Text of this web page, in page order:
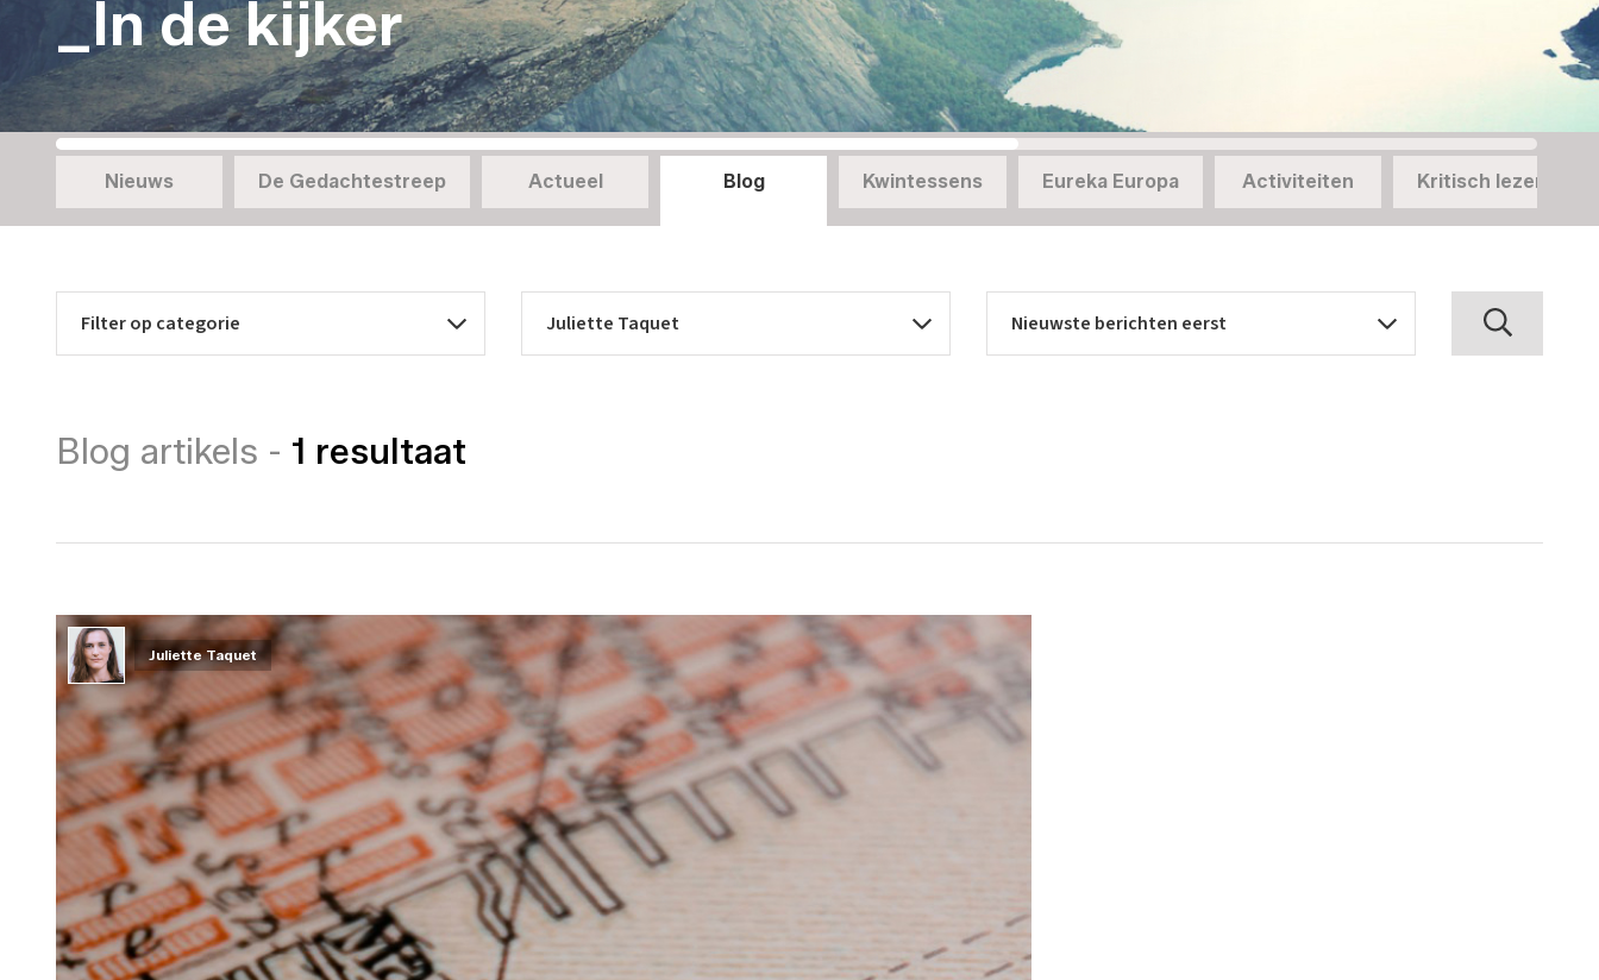
_In de kijker
Nieuws De Gedachtestreep Actueel Blog Kwintessens Eureka Europa Activiteiten Kritisch lezen
Blog artikels - 1 resultaat
Juliette Taquet